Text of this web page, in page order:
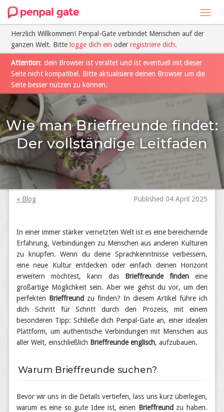
Herzlich Willkommen! Penpal-Gate verbindet Menschen auf der
ganzen Welt. Bitte logge dich ein oder registriere dich.
Attention: dein Browser ist veraltet und ist eventuell mit dieser
Seite nicht kompatibel. Bitte aktualisiere deinen Browser um die
Seite besser nutzen zu können.
Wie man Brieffreunde findet:
Der vollständige Leitfaden
« Blog Published 04 April 2025
In einer immer stärker vernetzten Welt ist es eine bereichernde
Erfahrung, Verbindungen zu Menschen aus anderen Kulturen
zu knüpfen. Wenn du deine Sprachkenntnisse verbessern,
eine neue Kultur entdecken oder einfach deinen Horizont
erweitern möchtest, kann das
Brieffreunde findeneine
großartige Möglichkeit sein. Aber wie gehst du vor, um den
perfekten Brieffreund zu finden? In diesem Artikel führe ich
dich Schritt für Schritt durch den Prozess, mit einem
besonderen Tipp: Schließe dich Penpal-Gate an, einer idealen
Plattform, um authentische Verbindungen mit Menschen aus
aller Welt, einschließlich Brieffreunde englisch, aufzubauen.
Warum Brieffreunde suchen?
Bevor wir uns in die Details vertiefen, lass uns kurz überlegen,
warum es eine so gute Idee ist, einen Brieffreund zu haben.